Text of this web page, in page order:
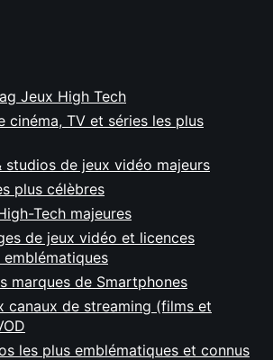
Jeux High Tech
cinéma, TV et séries les plus
studios de jeux vidéo majeurs
plus célèbres
Tech majeures
de jeux vidéo et licences
marques de Smartphones
canaux de streaming (films et
les plus emblématiques et connus